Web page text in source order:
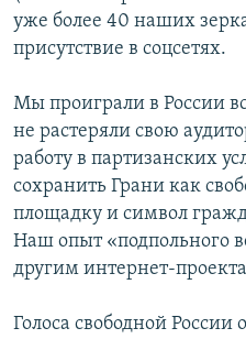
уже более 40 наших
присутствие в соцсетях.
Мы проиграли в России
не растеряли свою
работу в партизанских
сохранить Грани как
площадку и символ
Наш опыт «подпольного
другим интернет-
Голоса свободной России